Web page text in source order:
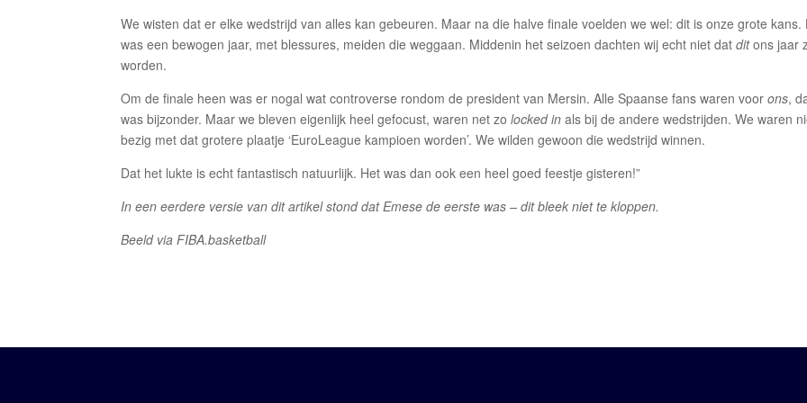
We wisten dat er elke wedstrijd van alles kan gebeuren. Maar na die halve finale voelden we wel: dit is onze grote kans.
was een bewogen jaar, met blessures, meiden die weggaan. Middenin het seizoen dachten wij echt niet datditons jaar
worden.
Om de finale heen was er nogal wat controverse rondom de president van Mersin. Alle Spaanse fans waren voorons,
was bijzonder. Maar we bleven eigenlijk heel gefocust, waren net zolocked in als bij de andere wedstrijden. We waren
bezig met dat grotere plaatje ‘EuroLeague kampioen worden’. We wilden gewoon die wedstrijd winnen.
Dat het lukte is echt fantastisch natuurlijk. Het was dan ook een heel goed feestje gisteren!”
In een eerdere versie van dit artikel stond dat Emese de eerste was – dit bleek niet te kloppen.
Beeld via FIBA.basketball